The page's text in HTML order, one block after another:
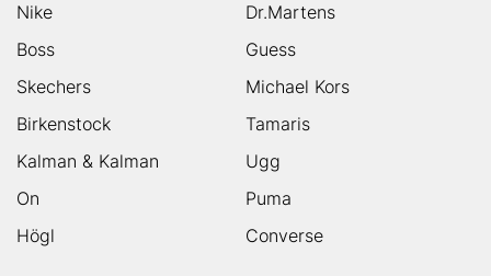
Nike
Dr.Martens
Boss
Guess
Skechers
Michael Kors
Birkenstock
Tamaris
Kalman & Kalman
Ugg
On
Puma
Högl
Converse